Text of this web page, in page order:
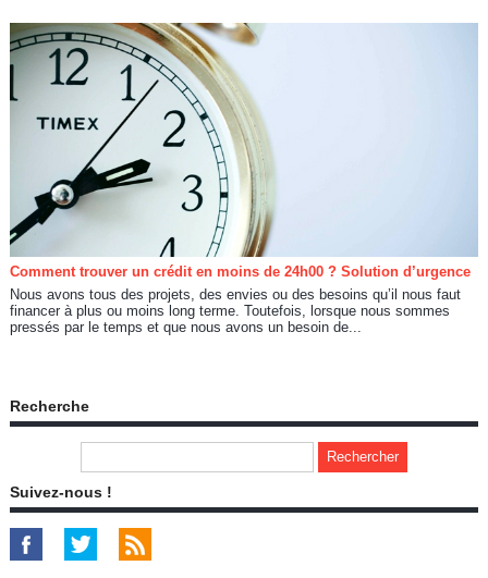
Comment trouver un crédit en moins de 24h00 ? Solution d’urgence
Nous avons tous des projets, des envies ou des besoins qu’il nous faut
financer à plus ou moins long terme. Toutefois, lorsque nous sommes
pressés par le temps et que nous avons un besoin de...
Recherche
Suivez-nous !